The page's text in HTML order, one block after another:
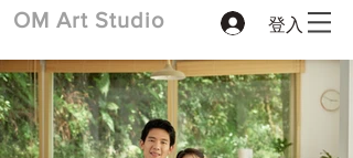
​OM Art Studio 登入